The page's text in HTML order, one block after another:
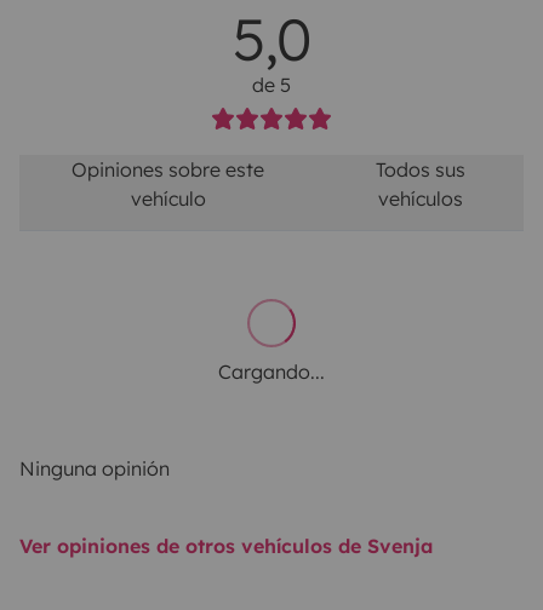
5,0
de 5
Opiniones sobre este
vehículo
Todos sus
vehículos
Cargando...
Ninguna opinión
Ver opiniones de otros vehículos de Svenja